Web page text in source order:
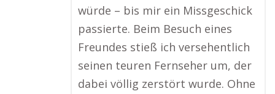
würde – bis mir ein Missgeschick
passierte. Beim Besuch eines
Freundes stieß ich versehentlich
seinen teuren Fernseher um, der
dabei völlig zerstört wurde. Ohne